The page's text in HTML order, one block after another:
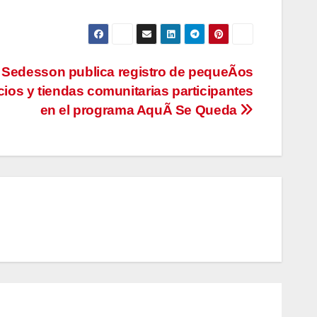
Sedesson publica registro de pequeÃos
y tiendas comunitarias participantes
en el programa AquÃ Se Queda